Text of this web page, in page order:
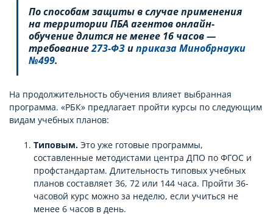
По способам защиты в случае применения
на территории ПБА агентов онлайн-
обучение длится не менее 16 часов —
требование273-ФЗ иприказа Минобрнауки
№499.
На продолжительность обучения влияет выбранная
программа. «РБК» предлагает пройти курсы по следующим
видам учебных планов:
Типовым. Это уже готовые программы,
составленные методистами центра ДПО по ФГОС и
профстандартам. Длительность типовых учебных
планов составляет 36, 72 или 144 часа. Пройти 36-
часовой курс можно за неделю, если учиться не
менее 6 часов в день.